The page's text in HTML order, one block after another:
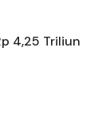
4,25 Triliun